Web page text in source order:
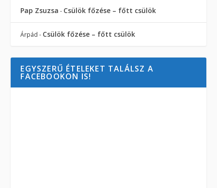
Pap Zsuzsa - Csülök főzése – főtt csülök
Árpád - Csülök főzése – főtt csülök
EGYSZERŰ ÉTELEKET TALÁLSZ A
FACEBOOKON IS!